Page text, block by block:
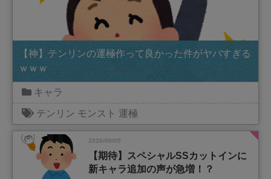
【神】テンリンの運極作って良かった件がヤバすぎる
ｗｗｗ
キャラ
テンリン モンスト 運極
2026/08/05
【期待】スペシャルSSカットインに
新キャラ追加の声が急増！？